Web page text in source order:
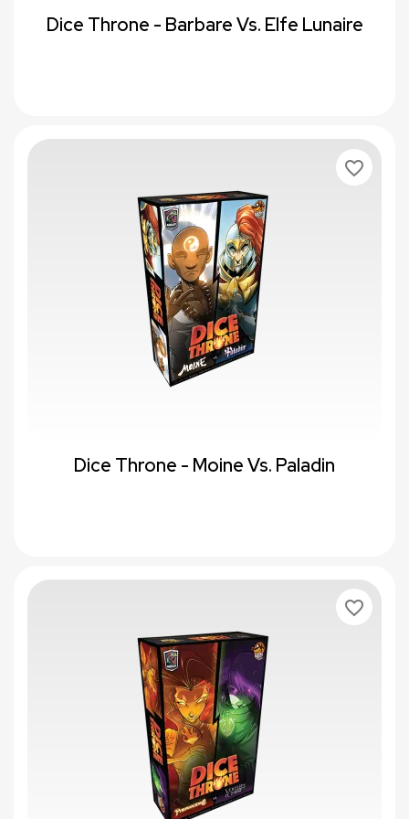
Dice Throne - Barbare Vs. Elfe Lunaire
Dice Throne - Moine Vs. Paladin
favorite_border
favorite_border